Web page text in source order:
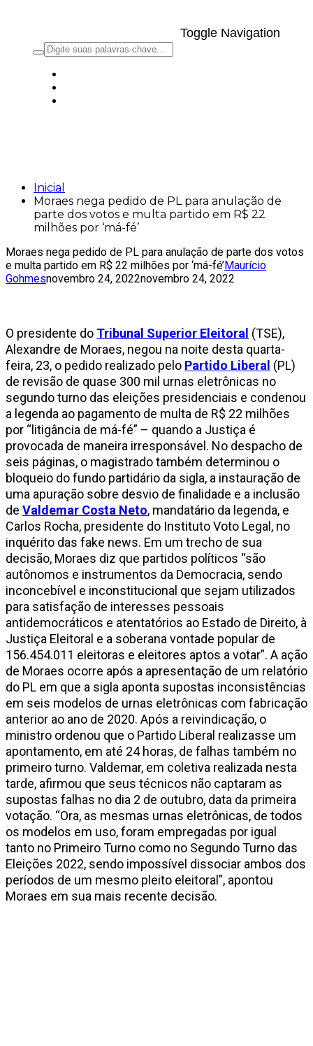
Toggle Navigation
Inicial
Moraes nega pedido de PL para anulação de
parte dos votos e multa partido em R$ 22
milhões por ‘má-fé’
Moraes nega pedido de PL para anulação de parte dos votos
e multa partido em R$ 22 milhões por ‘má-fé’Maurício
Gohmesnovembro 24, 2022novembro 24, 2022
O presidente do Tribunal Superior Eleitoral (TSE),
Alexandre de Moraes, negou na noite desta quarta-
feira, 23, o pedido realizado pelo Partido Liberal (PL)
de revisão de quase 300 mil urnas eletrônicas no
segundo turno das eleições presidenciais e condenou
a legenda ao pagamento de multa de R$ 22 milhões
por “litigância de má-fé” – quando a Justiça é
provocada de maneira irresponsável. No despacho de
seis páginas, o magistrado também determinou o
bloqueio do fundo partidário da sigla, a instauração de
uma apuração sobre desvio de finalidade e a inclusão
de Valdemar Costa Neto, mandatário da legenda, e
Carlos Rocha, presidente do Instituto Voto Legal, no
inquérito das fake news. Em um trecho de sua
decisão, Moraes diz que partidos políticos “são
autônomos e instrumentos da Democracia, sendo
inconcebível e inconstitucional que sejam utilizados
para satisfação de interesses pessoais
antidemocráticos e atentatórios ao Estado de Direito, à
Justiça Eleitoral e a soberana vontade popular de
156.454.011 eleitoras e eleitores aptos a votar”. A ação
de Moraes ocorre após a apresentação de um relatório
do PL em que a sigla aponta supostas inconsistências
em seis modelos de urnas eletrônicas com fabricação
anterior ao ano de 2020. Após a reivindicação, o
ministro ordenou que o Partido Liberal realizasse um
apontamento, em até 24 horas, de falhas também no
primeiro turno. Valdemar, em coletiva realizada nesta
tarde, afirmou que seus técnicos não captaram as
supostas falhas no dia 2 de outubro, data da primeira
votação. “Ora, as mesmas urnas eletrônicas, de todos
os modelos em uso, foram empregadas por igual
tanto no Primeiro Turno como no Segundo Turno das
Eleições 2022, sendo impossível dissociar ambos dos
períodos de um mesmo pleito eleitoral”, apontou
Moraes em sua mais recente decisão.